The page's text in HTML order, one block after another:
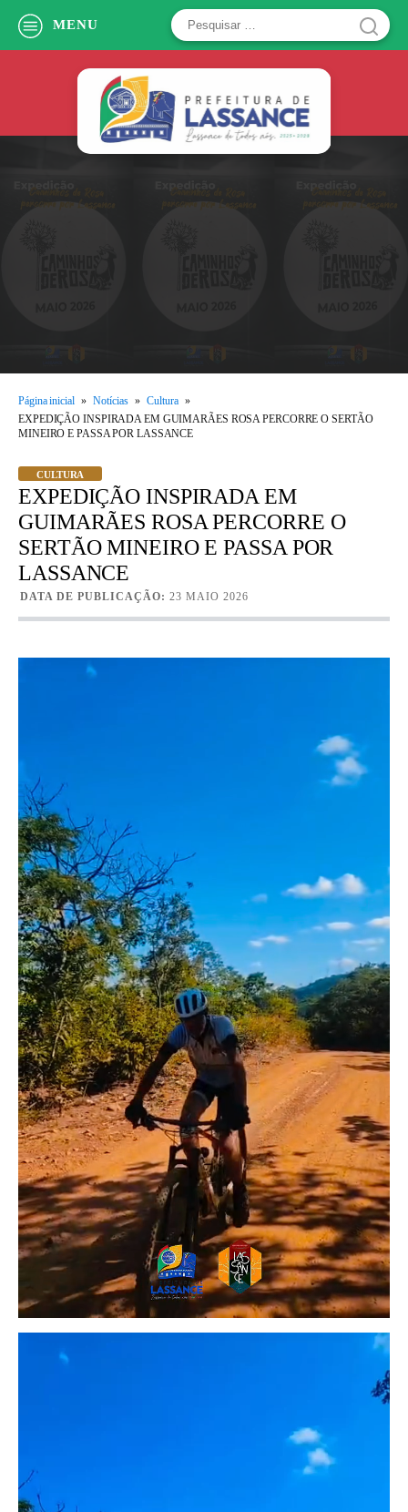
MENU
Pesquisar
Página inicial » Notícias » Cultura »
EXPEDIÇÃO INSPIRADA EM GUIMARÃES ROSA PERCORRE O SERTÃO
MINEIRO E PASSA POR LASSANCE
CULTURA
EXPEDIÇÃO INSPIRADA EM
GUIMARÃES ROSA PERCORRE O
SERTÃO MINEIRO E PASSA POR
LASSANCE
DATA DE PUBLICAÇÃO: 23 MAIO 2026